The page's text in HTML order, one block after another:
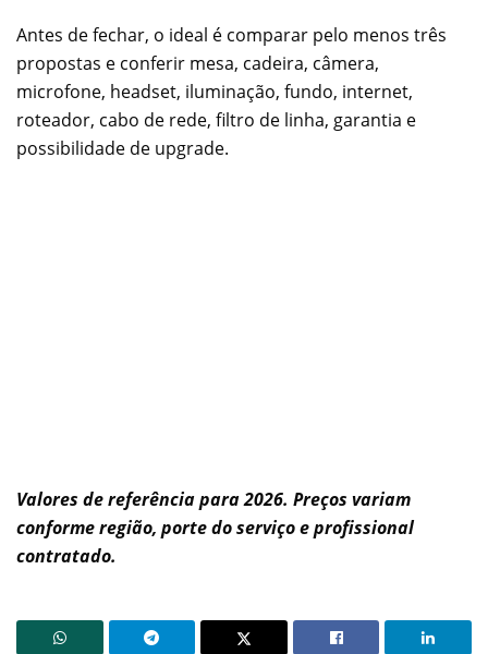
Antes de fechar, o ideal é comparar pelo menos três
propostas e conferir mesa, cadeira, câmera,
microfone, headset, iluminação, fundo, internet,
roteador, cabo de rede, filtro de linha, garantia e
possibilidade de upgrade.
Valores de referência para 2026. Preços variam
conforme região, porte do serviço e profissional
contratado.